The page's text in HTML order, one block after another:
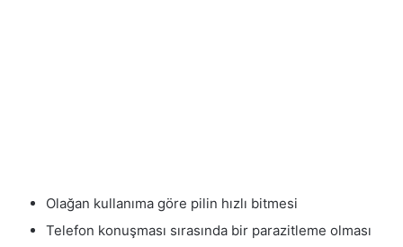
Olağan kullanıma göre pilin hızlı bitmesi
Telefon konuşması sırasında bir parazitleme olması